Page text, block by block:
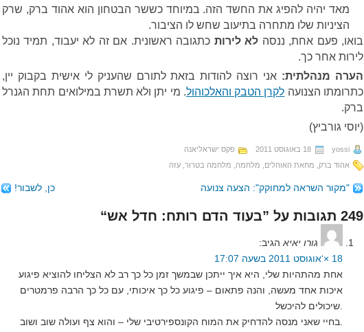
מאד יהיה להפיג את החשד הזה. במיוחד כששר הבטחון הוא אהוד ברק, שרק
הציניות שלו מתחרה בתיעוב שחש לו הציבור.
בואו, פעם אחת, ננסה לא לירות כתגובה ראשונית. אם זה לא יעבוד, תמיד נוכל
לירות אחר כך.
הערה מנהלתית: אני רוצה להודות בזאת לתורם שהעניק לי אישית בקבוק יין,
כתרומתו הצנועה לקרן הטבק והאלכוהול. מי יתן ולא תשרת במילואים תחת הגנרל
ברק.
(יוסי גורביץ)
yossi 18 באוגוסט 2011
פקס ישראליאנה
אהוד ברק מחאת האוהלים מלחמה מלחמה בטרור עזה
"מקור השראה למחוקק": הצעה צנועה כן, לשבור!
249 תגובות על ”בעוד הדם רותח: חדל אש“
גורו יאיא הגיב:
18 ×‘אוגוסט 2011 בשעה 17:07
אחת מהתהיות שלי, היא איך ייתכן שבמשך זמן כל כך רב לא הצליחו להוציא פיגוע
איכות אחד מעשה, והנה פתאום – פיגוע כל כך איכותי, עם כל כך הרבה פרמטרים